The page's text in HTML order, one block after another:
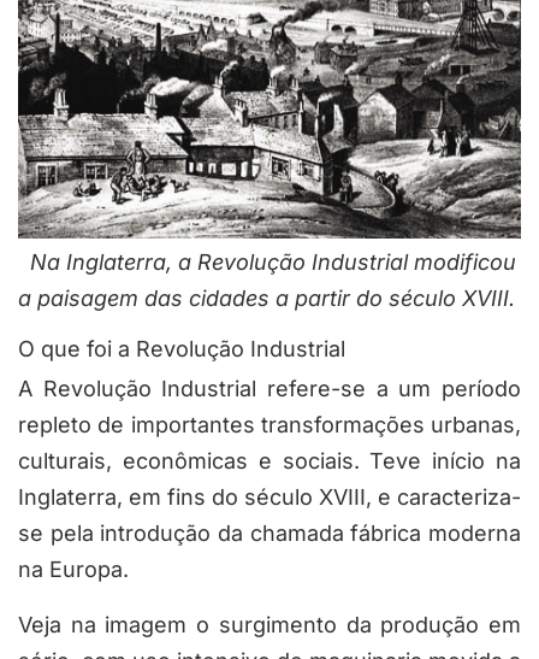
Na Inglaterra, a Revolução Industrial modificou
a paisagem das cidades a partir do século XVIII.
O que foi a Revolução Industrial
A Revolução Industrial refere-se a um período
repleto de importantes transformações urbanas,
culturais, econômicas e sociais. Teve início na
Inglaterra, em fins do século XVIII, e caracteriza-
se pela introdução da chamada fábrica moderna
na Europa.
Veja na imagem o surgimento da produção em